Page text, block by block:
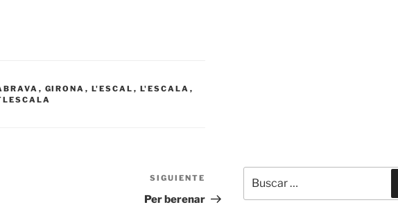
, GIRONA , L'ESCAL , L'ESCALA ,
Siguiente
entrada
SIGUIENTE
Per berenar
por: